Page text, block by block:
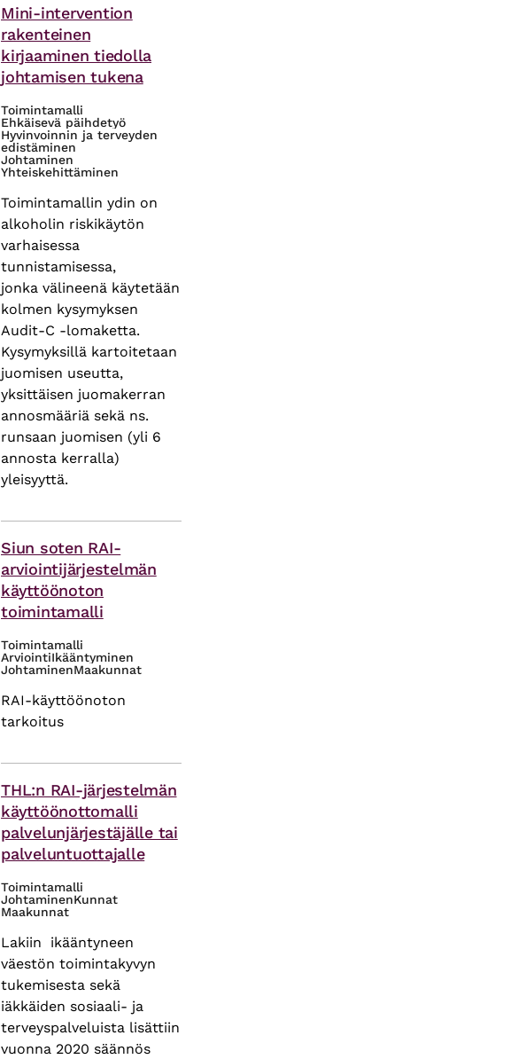
Mini-intervention
rakenteinen
kirjaaminen tiedolla
johtamisen tukena
Toimintamalli
Ehkäisevä päihdetyö
Hyvinvoinnin ja terveyden
edistäminen
Johtaminen
Yhteiskehittäminen
Toimintamallin ydin on
alkoholin riskikäytön
varhaisessa
tunnistamisessa,
jonka välineenä käytetään
kolmen kysymyksen
Audit-C -lomaketta.
Kysymyksillä kartoitetaan
juomisen useutta,
yksittäisen juomakerran
annosmääriä sekä ns.
runsaan juomisen (yli 6
annosta kerralla)
yleisyyttä.
Siun soten RAI-
arviointijärjestelmän
käyttöönoton
toimintamalli
Toimintamalli
ArviointiIkääntyminen
JohtaminenMaakunnat
RAI-käyttöönoton
tarkoitus
THL:n RAI-järjestelmän
käyttöönottomalli
palvelunjärjestäjälle tai
palveluntuottajalle
Toimintamalli
JohtaminenKunnat
Maakunnat
Lakiin ikääntyneen
väestön toimintakyvyn
tukemisesta sekä
iäkkäiden sosiaali- ja
terveyspalveluista lisättiin
vuonna 2020 säännös